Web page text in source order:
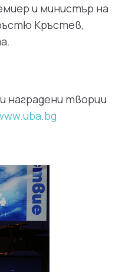
и министър на
Кръстев,
наградени творци